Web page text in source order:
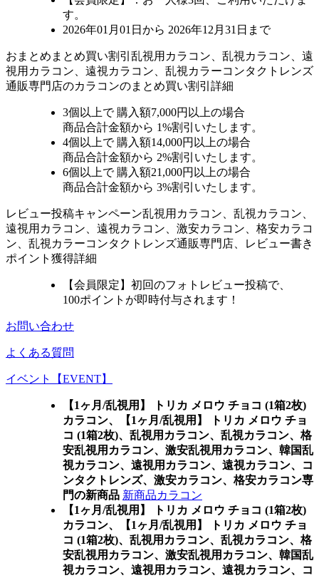
す。
2026年01月01日から 2026年12月31日まで
おまとめ まとめ買い割引 乱視用カラコン、乱視カラコン、遠
視用カラコン、遠視カラコン、乱視カラーコンタクトレンズ
通販専門店のカラコンのまとめ買い割引詳細
3個 以上で 購入額7,000円以上の場合
商品合計金額から 1%割引いたします。
4個 以上で 購入額14,000円以上の場合
商品合計金額から 2%割引いたします。
6個 以上で 購入額21,000円以上の場合
商品合計金額から 3%割引いたします。
レビュー投稿キャンペーン乱視用カラコン、乱視カラコン、
遠視用カラコン、遠視カラコン、激安カラコン、格安カラコ
ン、乱視カラーコンタクトレンズ通販専門店、レビュー書き
ポイント獲得詳細
【会員限定】初回のフォトレビュー投稿で、
100ポイント が即時付与されます！
お問い合わせ
よくある質問
イベント【EVENT】
【1ヶ月/乱視用】 トリカ メロウ チョコ (1箱2枚)
カラコン、
【1ヶ月/乱視用】 トリカ メロウ チョ
コ (1箱2枚)、乱視用カラコン、乱視カラコン、格
安乱視用カラコン、激安乱視用カラコン、韓国乱
視カラコン、遠視用カラコン、遠視カラコン、コ
ンタクトレンズ、激安カラコン、格安カラコン専
門の新商品 新商品カラコン
【1ヶ月/乱視用】 トリカ メロウ チョコ (1箱2枚)
カラコン、
【1ヶ月/乱視用】 トリカ メロウ チョ
コ (1箱2枚)、乱視用カラコン、乱視カラコン、格
安乱視用カラコン、激安乱視用カラコン、韓国乱
視カラコン、遠視用カラコン、遠視カラコン、コ